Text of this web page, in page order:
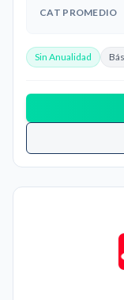
CAT PROMEDIO
Sin Anualidad